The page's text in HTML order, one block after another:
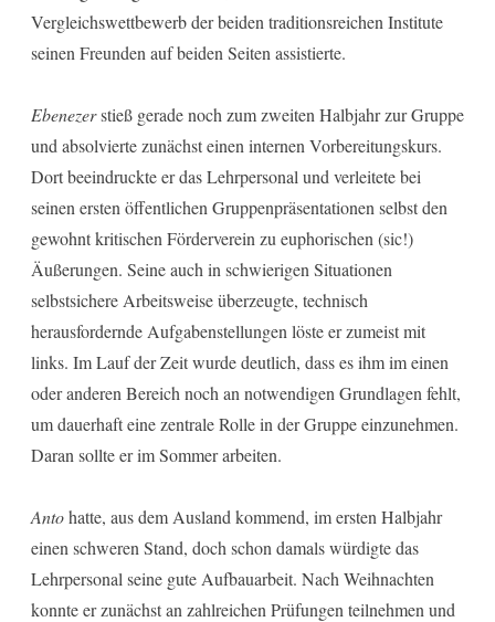
Vergleichswettbewerb der beiden traditionsreichen Institute
seinen Freunden auf beiden Seiten assistierte.
Ebenezerstieß gerade noch zum zweiten Halbjahr zur Gruppe
und absolvierte zunächst einen internen Vorbereitungskurs.
Dort beeindruckte er das Lehrpersonal und verleitete bei
seinen ersten öffentlichen Gruppenpräsentationen selbst den
gewohnt kritischen Förderverein zu euphorischen (sic!)
Äußerungen. Seine auch in schwierigen Situationen
selbstsichere Arbeitsweise überzeugte, technisch
herausfordernde Aufgabenstellungen löste er zumeist mit
links. Im Lauf der Zeit wurde deutlich, dass es ihm im einen
oder anderen Bereich noch an notwendigen Grundlagen fehlt,
um dauerhaft eine zentrale Rolle in der Gruppe einzunehmen.
Daran sollte er im Sommer arbeiten.
Antohatte, aus dem Ausland kommend, im ersten Halbjahr
einen schweren Stand, doch schon damals würdigte das
Lehrpersonal seine gute Aufbauarbeit. Nach Weihnachten
konnte er zunächst an zahlreichen Prüfungen teilnehmen und